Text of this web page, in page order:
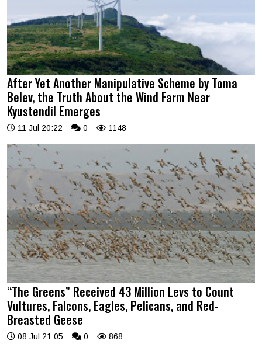
After Yet Another Manipulative Scheme by Toma
Belev, the Truth About the Wind Farm Near
Kyustendil Emerges
11 Jul 20:22 0 1148
“The Greens” Received 43 Million Levs to Count
Vultures, Falcons, Eagles, Pelicans, and Red-
Breasted Geese
08 Jul 21:05 0 868